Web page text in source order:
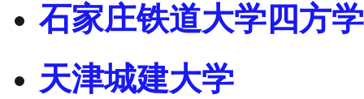
石家庄铁道大学四方
天津城建大学